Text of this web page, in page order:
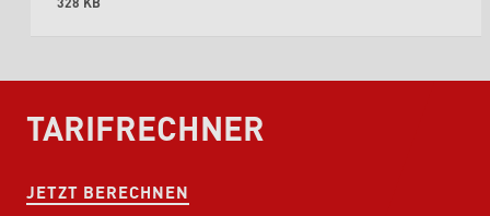
TARIFRECHNER
JETZT BERECHNEN